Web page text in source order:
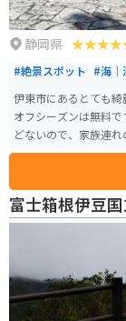
静岡県
#絶景スポット #海｜
伊東市にあるとても綺
オフシーズンは無料
どないので、家族連
チも白い砂でとても
富士箱根伊豆